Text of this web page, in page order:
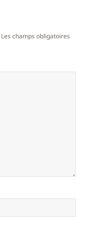
Les champs obligatoires